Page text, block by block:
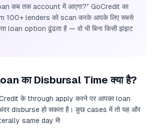
कब तक account में आएगा?" GoCredit का
100+ lenders को scan करके आपके लिए सबसे
loan option ढूंढता है — वो भी बिना किसी झंझट
का Disbursal Time क्या है?
के through apply करने पर आपका loan
disburse हो सकता है। कुछ cases में तो यह और
same day में!